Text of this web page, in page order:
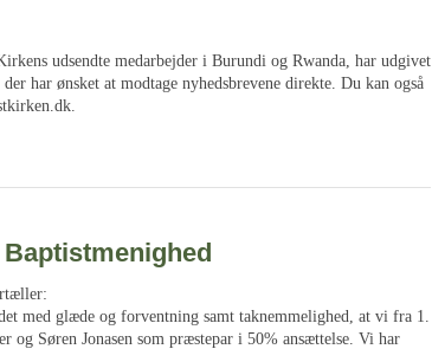
udsendte medarbejder i Burundi og Rwanda, har udgivet
har ønsket at modtage nyhedsbrevene direkte. Du kan også
med glæde og forventning samt taknemmelighed, at vi fra 1.
og Søren Jonasen som præstepar i 50% ansættelse. Vi har